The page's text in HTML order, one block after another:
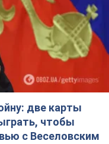
две карты
чтобы
с Веселовским